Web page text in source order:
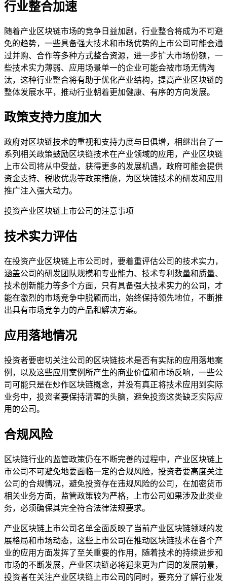
行业整合加速
随着产业区块链市场的竞争日益加剧，行业整合将成为不可避
免的趋势，一些具备强大技术和市场优势的上市公司可能会通
过并购、合作等多种方式整合资源，进一步扩大市场份额，一
些技术实力薄弱、应用场景单一的企业可能会被市场无情淘
汰，这种行业整合将有助于优化产业结构，提高产业区块链的
整体发展水平，推动行业朝着更加健康、有序的方向发展。
政策支持力度加大
政府对区块链技术的重视和支持力度与日俱增，相继出台了一
系列相关政策鼓励区块链技术在产业领域的应用，产业区块链
上市公司将从中受益，获得更多的发展机遇，政府可能会提供
资金支持、税收优惠等政策措施，为区块链技术的研发和应用
推广注入强大动力。
投资产业区块链上市公司的注意事项
技术实力评估
在投资产业区块链上市公司时，要着重评估公司的技术实力，
涵盖公司的研发团队规模和专业能力、技术专利数量和质量、
技术创新能力等多个方面，只有具备强大技术实力的公司，才
能在激烈的市场竞争中脱颖而出，始终保持领先地位，不断推
出具有市场竞争力的产品和解决方案。
应用落地情况
投资者要密切关注公司的区块链技术是否有实际的应用落地案
例，以及这些应用案例所产生的商业价值和市场反响，一些公
司可能只是在炒作区块链概念，并没有真正将技术应用到实际
业务中，投资者要保持清醒的头脑，避免投资这类缺乏实际应
用的公司。
合规风险
区块链行业的监管政策仍在不断完善的过程中，产业区块链上
市公司不可避免地要面临一定的合规风险，投资者要高度关注
公司的合规情况，避免投资存在违规风险的公司，在加密货币
相关业务方面，监管政策较为严格，上市公司如果涉及此类业
务，必须确保其完全符合法律法规要求。
产业区块链上市公司名单全面反映了当前产业区块链领域的发
展格局和市场动态，这些上市公司在推动区块链技术在各个产
业的应用方面发挥了至关重要的作用，随着技术的持续进步和
市场的不断发展，产业区块链必将迎来更为广阔的发展前景，
投资者在关注产业区块链上市公司的同时，要充分了解行业发